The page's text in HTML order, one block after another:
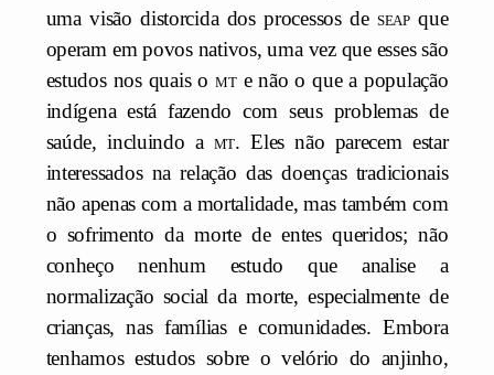
uma visão distorcida dos processos deseapque
operam em povos nativos, uma vez que esses são
estudos nos quais omte não o que a população
indígena está fazendo com seus problemas de
saúde, incluindo a mt. Eles não parecem estar
interessados na relação das doenças tradicionais
não apenas com a mortalidade, mas também com
o sofrimento da morte de entes queridos; não
conheço nenhum estudo que analise a
normalização social da morte, especialmente de
crianças, nas famílias e comunidades. Embora
tenhamos estudos sobre o velório do anjinho,